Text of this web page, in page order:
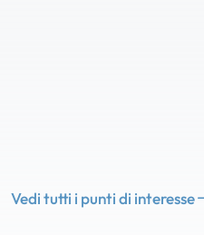
Vedi tutti i punti di interesse